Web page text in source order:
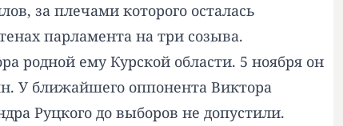
за плечами которого осталась
парламента на три созыва.
родной ему Курской области. 5 ноября он
У ближайшего оппонента Виктора
Руцкого до выборов не допустили.